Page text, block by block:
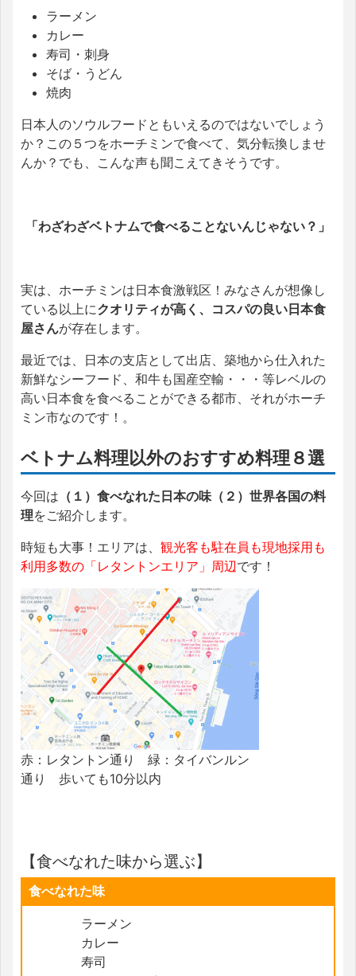
ラーメン
カレー
寿司・刺身
そば・うどん
焼肉
日本人のソウルフードともいえるのではないでしょう
か？この５つをホーチミンで食べて、気分転換しませ
んか？でも、こんな声も聞こえてきそうです。
「わざわざベトナムで食べることないんじゃない？」
実は、ホーチミンは日本食激戦区！みなさんが想像し
ている以上にクオリティが高く、コスパの良い日本食
屋さんが存在します。
最近では、日本の支店として出店、築地から仕入れた
新鮮なシーフード、和牛も国産空輸・・・等レベルの
高い日本食を食べることができる都市、それがホーチ
ミン市なのです！。
ベトナム料理以外のおすすめ料理８選
今回は （１）食べなれた日本の味（２）世界各国の料
理をご紹介します。
時短も大事！エリアは、 観光客も駐在員も現地採用も
利用多数の「レタントンエリア」周辺です！
赤：レタントン通り 緑：タイバンルン
通り 歩いても10分以内
【食べなれた味から選ぶ】
食べなれた味
ラーメン
カレー
寿司